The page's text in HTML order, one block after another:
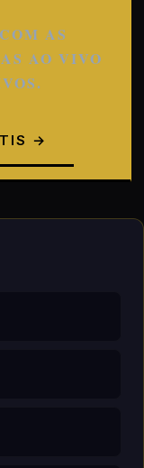
AS
AO VIVO
→